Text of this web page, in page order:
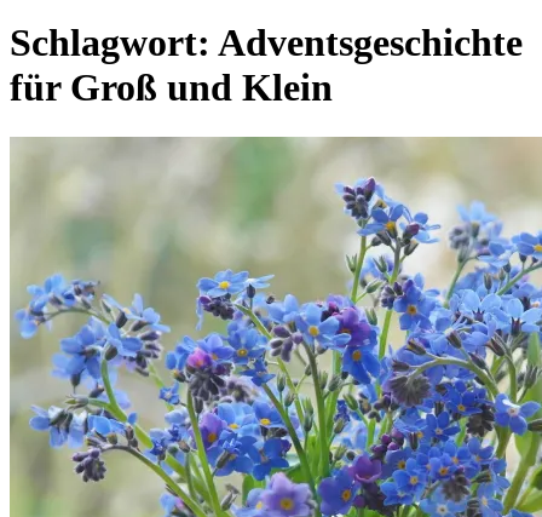
Schlagwort: Adventsgeschichte
für Groß und Klein